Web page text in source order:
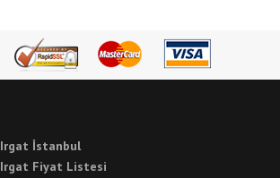
Irgat İstanbul
Irgat Fiyat Listesi